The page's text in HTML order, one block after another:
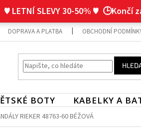
♥ LETNÍ SLEVY 30-50% ♥ 🕒Končí
DOPRAVA A PLATBA OBCHODNÍ
BOTY KABELKY A
RIEKER 48763-60 BÉŽOVÁ